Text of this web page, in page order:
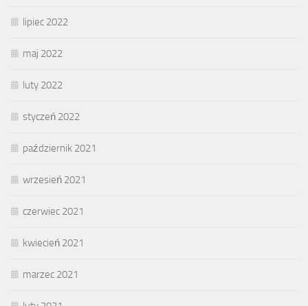
lipiec 2022
maj 2022
luty 2022
styczeń 2022
październik 2021
wrzesień 2021
czerwiec 2021
kwiecień 2021
marzec 2021